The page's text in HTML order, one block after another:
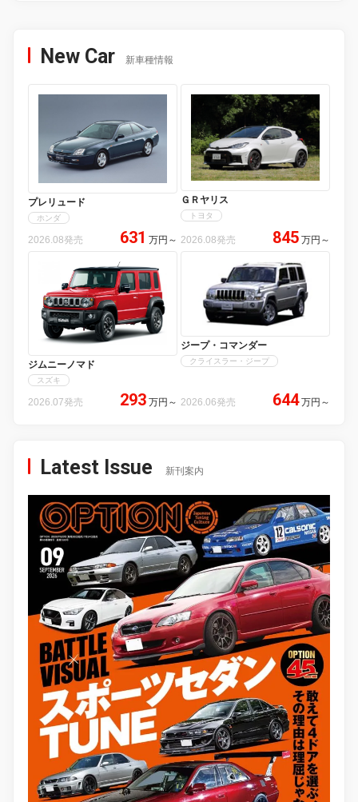
New Car 新車種情報
プレリュード
ホンダ
2026.08発売 631 万円 ～
ＧＲヤリス
トヨタ
2026.08発売 845 万円 ～
ジムニーノマド
スズキ
2026.07発売 293 万円 ～
ジープ・コマンダー
クライスラー・ジープ
2026.06発売 644万円 ～
Latest Issue 新刊案内